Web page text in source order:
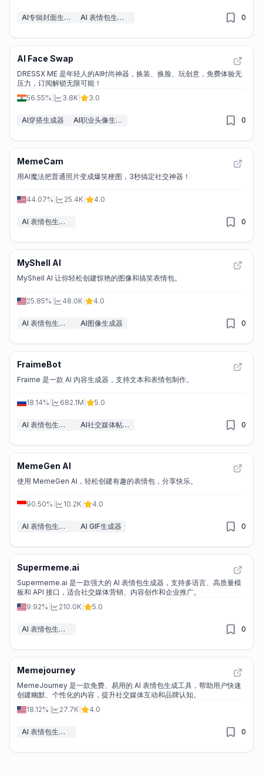
AI专辑封面生成器 AI 表情包生成器 0
AI Face Swap
DRESSX ME 是年轻人的AI时尚神器，换装、换脸、玩创意，免费体验无
压力，订阅解锁无限可能！
56.55%
3.8K 3.0
AI穿搭生成器 AI职业头像生成器 0
MemeCam
用AI魔法把普通照片变成爆笑梗图，3秒搞定社交神器！
44.07% 25.4K 4.0
AI 表情包生成器 0
MyShell AI
MyShell AI 让你轻松创建惊艳的图像和搞笑表情包。
25.85% 48.0K 4.0
AI 表情包生成器 AI图像生成器 0
FraimeBot
Fraime 是一款 AI 内容生成器，支持文本和表情包制作。
18.14% 682.1M 5.0
AI 表情包生成器 AI社交媒体帖子生成器 0
MemeGen AI
使用 MemeGen AI，轻松创建有趣的表情包，分享快乐。
90.50% 10.2K 4.0
AI 表情包生成器 AI GIF生成器 0
Supermeme.ai
Supermeme.ai 是一款强大的 AI 表情包生成器，支持多语言、高质量模
板和 API 接口，适合社交媒体营销、内容创作和企业推广。
9.92%
210.0K 5.0
AI 表情包生成器 0
Memejourney
MemeJourney 是一款免费、易用的 AI 表情包生成工具，帮助用户快速
创建幽默、个性化的内容，提升社交媒体互动和品牌认知。
18.12%
27.7K 4.0
AI 表情包生成器 0